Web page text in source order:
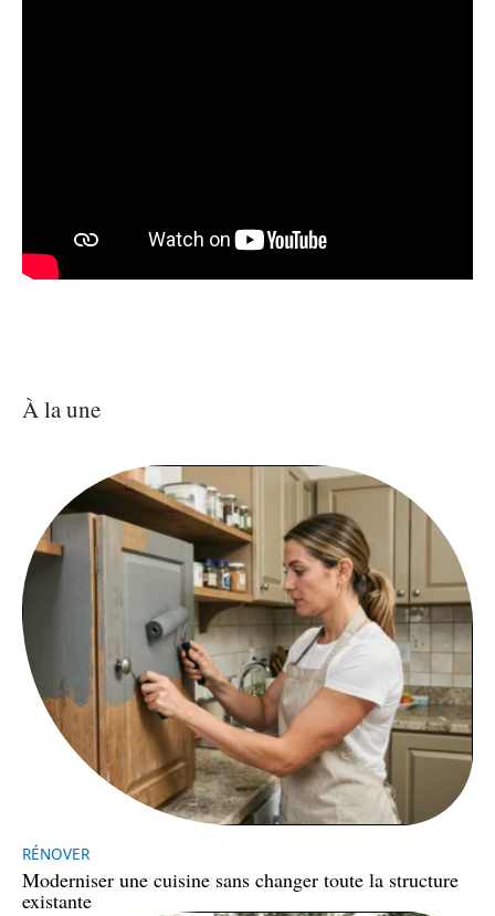
À la une
RÉNOVER
Moderniser une cuisine sans changer toute la structure
existante